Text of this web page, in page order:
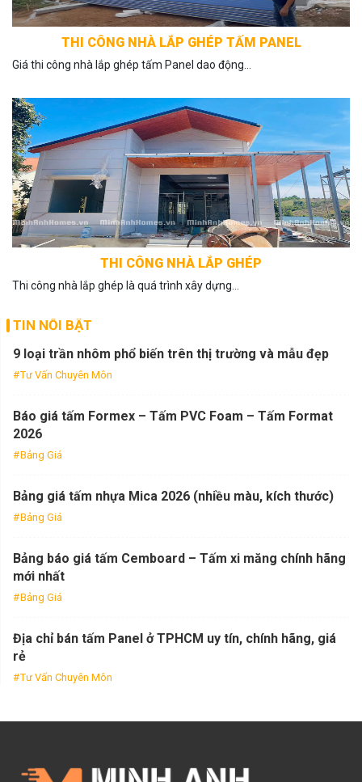
TIN NỔI BẬT
9 loại trần nhôm phổ biến trên thị trường và mẫu đẹp
Tư Vấn Chuyên Môn
Báo giá tấm Formex – Tấm PVC Foam – Tấm Format
2026
Bảng Giá
Bảng giá tấm nhựa Mica 2026 (nhiều màu, kích thước)
Bảng Giá
Bảng báo giá tấm Cemboard – Tấm xi măng chính hãng
mới nhất
Bảng Giá
Địa chỉ bán tấm Panel ở TPHCM uy tín, chính hãng, giá
rẻ
Tư Vấn Chuyên Môn
THI CÔNG NHÀ LẮP GHÉP TẤM PANEL
Giá thi công nhà lắp ghép tấm Panel dao động...
THI CÔNG NHÀ LẮP GHÉP
Thi công nhà lắp ghép là quá trình xây dựng...